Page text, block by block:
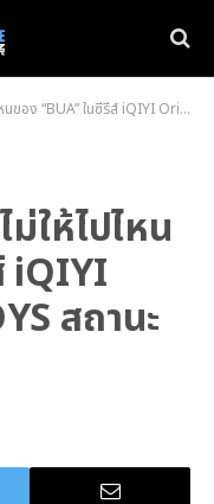
ในซีรีส์ iQIYI Original “GELBOYS สถานะกั๊กใจ”
ม่ให้ไปไหน
iQIYI
สถานะ